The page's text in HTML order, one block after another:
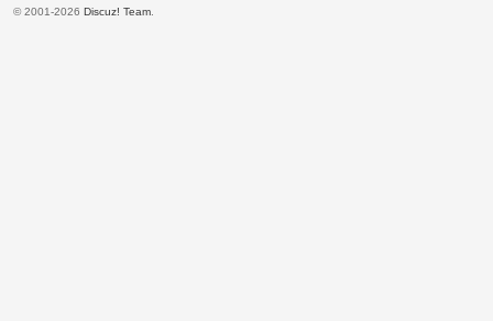
© 2001-2026 Discuz! Team